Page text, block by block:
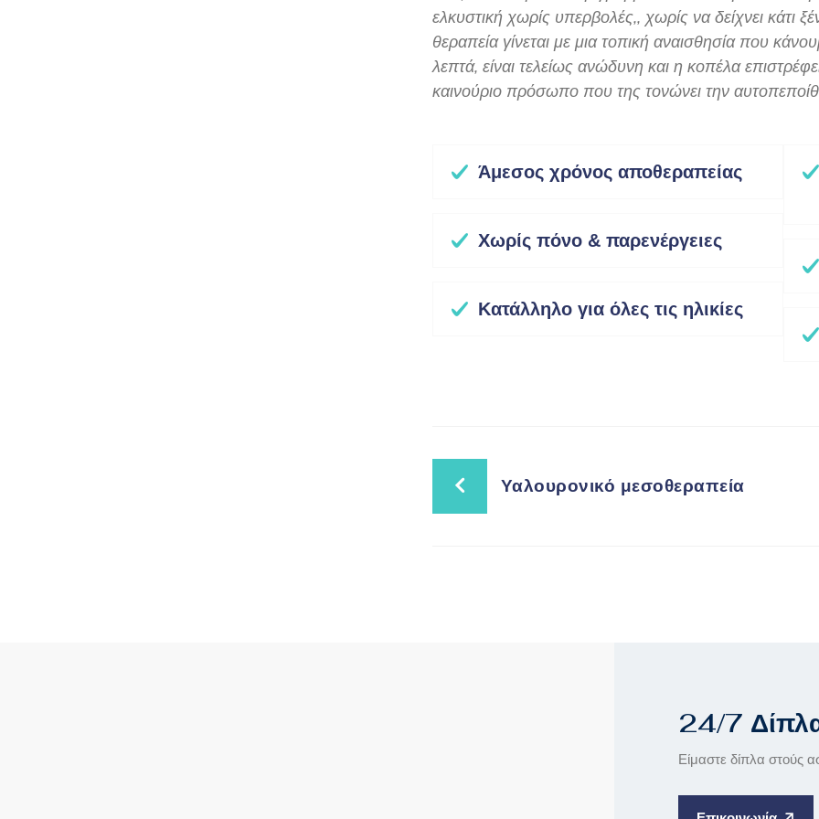
ελκυστική χωρίς υπερβολές,, χωρίς να δείχνει
θεραπεία γίνεται με μια τοπική αναισθησία που
λεπτά, είναι τελείως ανώδυνη και η κοπέλα
καινούριο πρόσωπο που της τονώνει την
Άμεσος χρόνος αποθεραπείας
Χωρίς πόνο & παρενέργειες
Κατάλληλο για όλες τις ηλικίες
Υαλουρονικό μεσοθεραπεία
24/7
Είμαστε δίπλα στούς